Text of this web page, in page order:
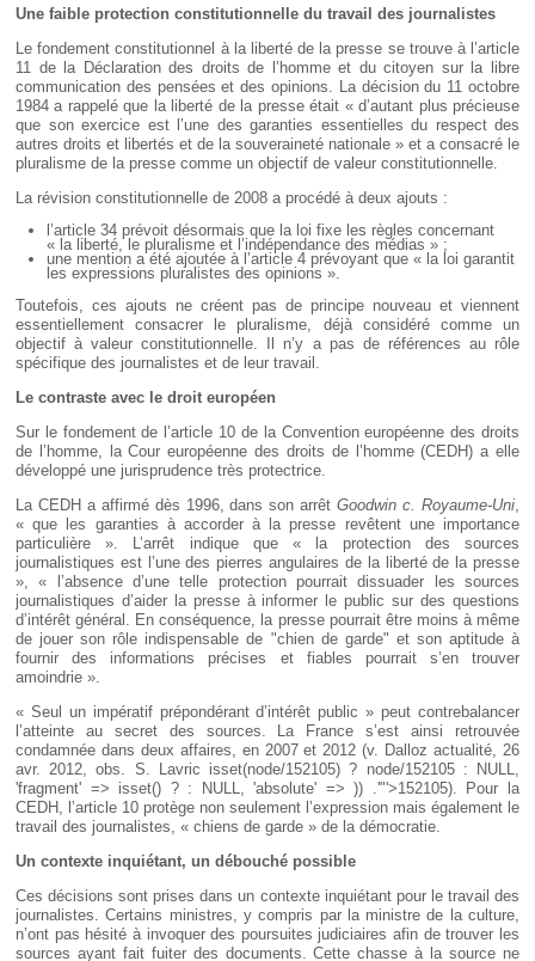
Une faible protection constitutionnelle du travail des journalistes
Le fondement constitutionnel à la liberté de la presse se trouve à l’article
11 de la Déclaration des droits de l’homme et du citoyen sur la libre
communication des pensées et des opinions. La décision du 11 octobre
1984 a rappelé que la liberté de la presse était « d’autant plus précieuse
que son exercice est l’une des garanties essentielles du respect des
autres droits et libertés et de la souveraineté nationale » et a consacré le
pluralisme de la presse comme un objectif de valeur constitutionnelle.
La révision constitutionnelle de 2008 a procédé à deux ajouts :
l’article 34 prévoit désormais que la loi fixe les règles concernant
« la liberté, le pluralisme et l’indépendance des médias » ;
une mention a été ajoutée à l’article 4 prévoyant que « la loi garantit
les expressions pluralistes des opinions ».
Toutefois, ces ajouts ne créent pas de principe nouveau et viennent
essentiellement consacrer le pluralisme, déjà considéré comme un
objectif à valeur constitutionnelle. Il n’y a pas de références au rôle
spécifique des journalistes et de leur travail.
Le contraste avec le droit européen
Sur le fondement de l’article 10 de la Convention européenne des droits
de l’homme, la Cour européenne des droits de l’homme (CEDH) a elle
développé une jurisprudence très protectrice.
La CEDH a affirmé dès 1996, dans son arrêtGoodwin c. Royaume-Uni,
« que les garanties à accorder à la presse revêtent une importance
particulière ». L’arrêt indique que « la protection des sources
journalistiques est l’une des pierres angulaires de la liberté de la presse
», « l’absence d’une telle protection pourrait dissuader les sources
journalistiques d’aider la presse à informer le public sur des questions
d’intérêt général. En conséquence, la presse pourrait être moins à même
de jouer son rôle indispensable de "chien de garde" et son aptitude à
fournir des informations précises et fiables pourrait s’en trouver
amoindrie ».
« Seul un impératif prépondérant d’intérêt public » peut contrebalancer
l’atteinte au secret des sources. La France s’est ainsi retrouvée
condamnée dans deux affaires, en 2007 et 2012 (v. Dalloz actualité, 26
avr. 2012, obs. S. Lavric isset(node/152105) ? node/152105 : NULL,
'fragment' => isset() ? : NULL, 'absolute' => )) .'"'>152105). Pour la
CEDH, l’article 10 protège non seulement l’expression mais également le
travail des journalistes, « chiens de garde » de la démocratie.
Un contexte inquiétant, un débouché possible
Ces décisions sont prises dans un contexte inquiétant pour le travail des
journalistes. Certains ministres, y compris par la ministre de la culture,
n’ont pas hésité à invoquer des poursuites judiciaires afin de trouver les
sources ayant fait fuiter des documents. Cette chasse à la source ne